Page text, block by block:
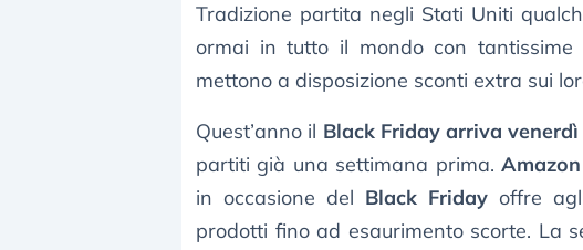
Tradizione partita negli Stati Uniti
ormai in tutto il mondo con
mettono a disposizione sconti extra sui
Quest’anno il Black Friday arriva
partiti già una settimana prima. Amazon
in occasione del Black Fridayoffre agli
prodotti fino ad esaurimento scorte. La